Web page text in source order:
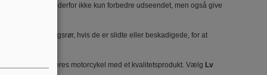
vil derfor ikke kun forbedre udseendet, men også give
udstødningsrør, hvis de er slidte eller beskadigede, for at
at tilpasse deres motorcykel med et kvalitetsprodukt. Vælg Lv